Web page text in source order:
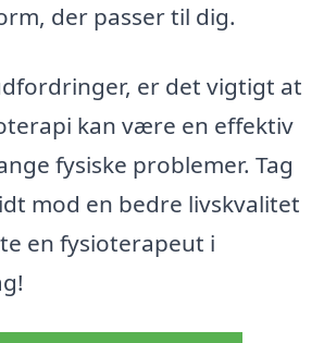
der passer til dig.
er det vigtigt at
kan være en effektiv
fysiske problemer. Tag
mod en bedre livskvalitet
en fysioterapeut i